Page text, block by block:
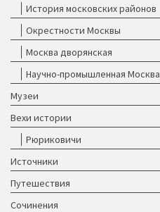
История московских районов
Окрестности Москвы
Москва дворянская
Научно-промышленная Москва
Музеи
Вехи истории
Рюриковичи
Источники
Путешествия
Сочинения